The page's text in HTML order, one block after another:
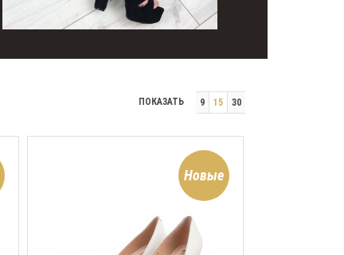
9 15 30
ПОКАЗАТЬ
Новые